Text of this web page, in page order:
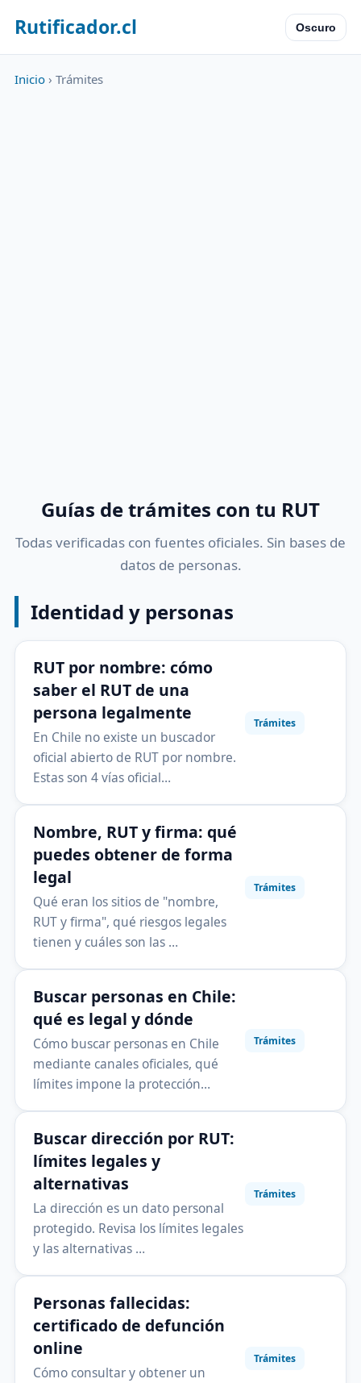
Rutificador.cl Oscuro
Inicio › Trámites
Guías de trámites con tu RUT
Todas verificadas con fuentes oficiales. Sin bases de
datos de personas.
Identidad y personas
RUT por nombre: cómo
saber el RUT de una
persona legalmente
En Chile no existe un buscador
oficial abierto de RUT por nombre.
Estas son 4 vías oficial…
Trámites
Nombre, RUT y firma: qué
puedes obtener de forma
legal
Qué eran los sitios de "nombre,
RUT y firma", qué riesgos legales
tienen y cuáles son las …
Trámites
Buscar personas en Chile:
qué es legal y dónde
Cómo buscar personas en Chile
mediante canales oficiales, qué
límites impone la protección…
Trámites
Buscar dirección por RUT:
límites legales y
alternativas
La dirección es un dato personal
protegido. Revisa los límites legales
y las alternativas …
Trámites
Personas fallecidas:
certificado de defunción
online
Cómo consultar y obtener un
Trámites